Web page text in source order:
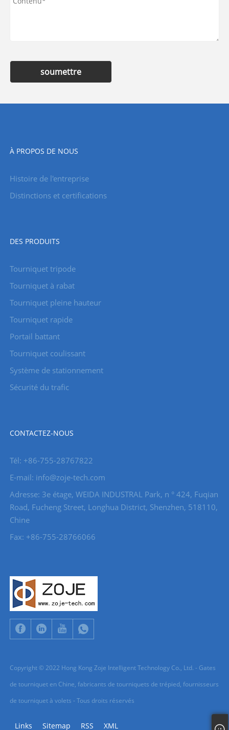
soumettre
À PROPOS DE NOUS
Histoire de l'entreprise
Distinctions et certifications
DES PRODUITS
Tourniquet tripode
Tourniquet à rabat
Tourniquet pleine hauteur
Tourniquet rapide
Portail battant
Tourniquet coulissant
Système de stationnement
Sécurité du trafic
CONTACTEZ-NOUS
Tél: +86-755-28767822
E-mail: info@zoje-tech.com
Adresse: 3e étage, WEIDA INDUSTRAL Park, n ° 424, Fuqian
Road, Fucheng Street, Longhua District, Shenzhen, 518110,
Chine
Fax: +86-755-28766066
Copyright © 2022 Hong Kong Zoje Intelligent Technology Co., Ltd. - Gates
de tourniquet en Chine, fabricants de tourniquets de trépied, fournisseurs
de tourniquet à volets - Tous droits réservés
Links Sitemap RSS XML